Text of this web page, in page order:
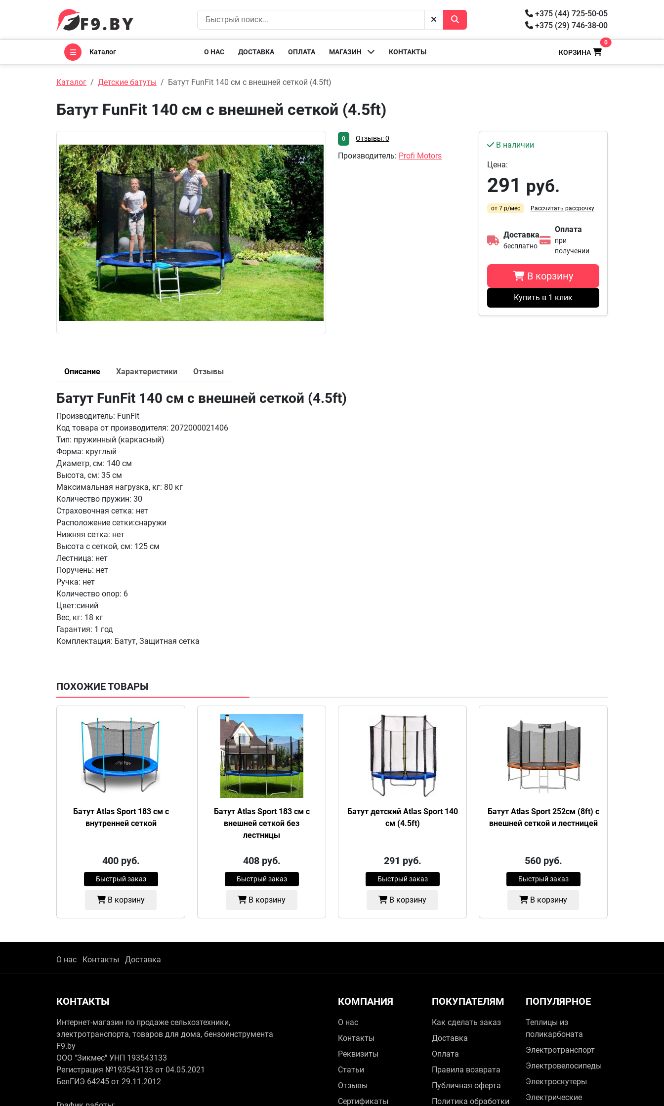
+375 (44) 725-50-05
+375 (29) 746-38-00
Каталог О НАС ДОСТАВКА ОПЛАТА МАГАЗИН КОНТАКТЫ КОРЗИНА
0
Каталог Детские батуты Батут FunFit 140 см с внешней сеткой (4.5ft)
Батут FunFit 140 см с внешней сеткой (4.5ft)
В наличии
Цена:
291 руб.
от 7 р/мес Рассчитать рассрочку
Доставка
бесплатно
Оплата
при
получении
В корзину
Купить в 1 клик
0 Отзывы: 0
Производитель: Profi Motors
Описание Характеристики Отзывы
Батут FunFit 140 см с внешней сеткой (4.5ft)
Производитель: FunFit
Код товара от производителя: 2072000021406
Тип: пружинный (каркасный)
Форма: круглый
Диаметр, см: 140 см
Высота, см: 35 см
Максимальная нагрузка, кг: 80 кг
Количество пружин: 30
Страховочная сетка: нет
Расположение сетки:снаружи
Нижняя сетка: нет
Высота с сеткой, см: 125 см
Лестница: нет
Поручень: нет
Ручка: нет
Количество опор: 6
Цвет:синий
Вес, кг: 18 кг
Гарантия: 1 год
Комплектация: Батут, Защитная сетка
ПОХОЖИЕ ТОВАРЫ
Батут Atlas Sport 183 см с
внутренней сеткой
400руб.
Быстрый заказ
В корзину
Батут Atlas Sport 183 см с
внешней сеткой без
лестницы
408руб.
Быстрый заказ
В корзину
Батут детский Atlas Sport 140
см (4.5ft)
291 руб.
Быстрый заказ
В корзину
Батут Atlas Sport 252см (8ft) с
внешней сеткой и лестницей
560руб.
Быстрый заказ
В корзину
О нас Контакты Доставка
КОНТАКТЫ
Интернет-магазин по продаже сельхозтехники,
электротранспорта, товаров для дома, бензоинструмента
F9.by
ООО "Зикмес" УНП 193543133
Регистрация №193543133 от 04.05.2021
БелГИЭ 64245 от 29.11.2012
КОМПАНИЯ
О нас
Контакты
Реквизиты
Статьи
Отзывы
Сертификаты
ПОКУПАТЕЛЯМ
Как сделать заказ
Доставка
Оплата
Правила возврата
Публичная оферта
Политика обработки
ПОПУЛЯРНОЕ
Теплицы из
поликарбоната
Электротранспорт
Электровелосипеды
Электроскутеры
Электрические